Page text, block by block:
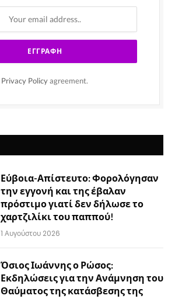
Privacy Policy agreement.
Εύβοια-Απίστευτο: Φορολόγησαν
την εγγονή και της έβαλαν
πρόστιμο γιατί δεν δήλωσε το
χαρτζιλίκι του παππού!
1 Αυγούστου 2026
Όσιος Ιωάννης ο Ρώσος:
Εκδηλώσεις για την Ανάμνηση του
Θαύματος της κατάσβεσης της